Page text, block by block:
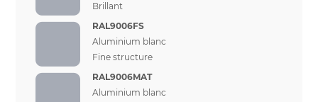
Brillant
RAL9006FS
Aluminium blanc
Fine structure
RAL9006MAT
Aluminium blanc